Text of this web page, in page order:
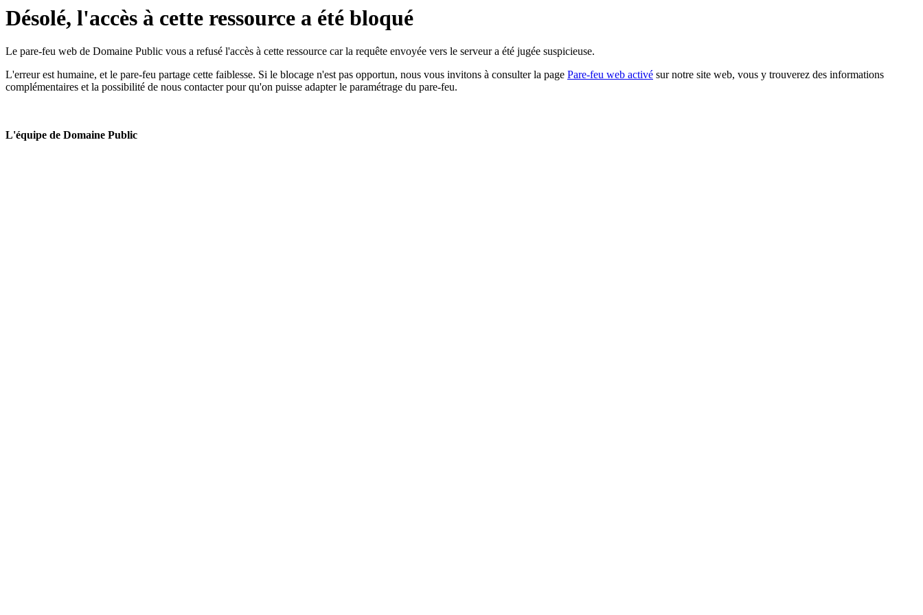
Désolé, l'accès à cette ressource a été bloqué
Le pare-feu web de Domaine Public vous a refusé l'accès à cette ressource car la requête envoyée vers le serveur a été jugée suspicieuse.
L'erreur est humaine, et le pare-feu partage cette faiblesse. Si le blocage n'est pas opportun, nous vous invitons à consulter la page Pare-feu web activé sur notre site web, vous y trouverez des informations
complémentaires et la possibilité de nous contacter pour qu'on puisse adapter le paramétrage du pare-feu.
L'équipe de Domaine Public